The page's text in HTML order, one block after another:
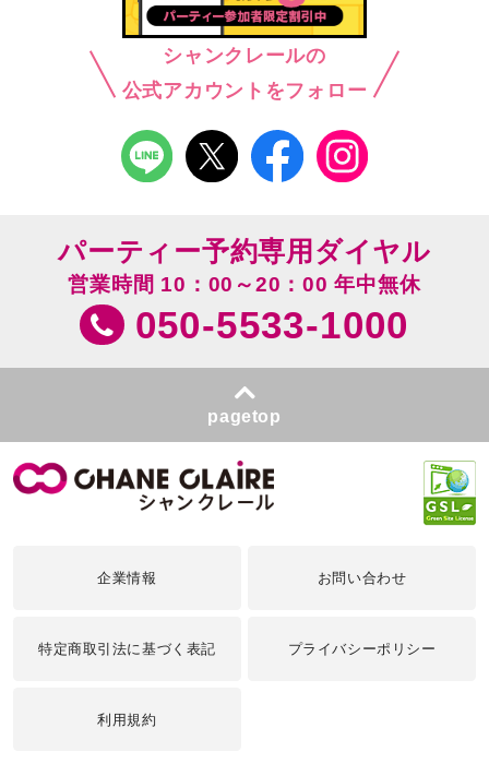
シャンクレールの
公式アカウントをフォロー
パーティー予約専用ダイヤル
営業時間 10：00～20：00 年中無休
050-5533-1000
pagetop
企業情報 お問い合わせ
特定商取引法に基づく表記 プライバシーポリシー
利用規約